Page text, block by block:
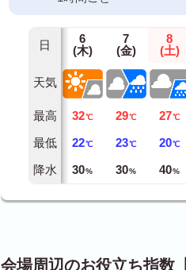
日
天気
最高
最低
降水
6
(木)
32℃
22℃
30%
7
(金)
29℃
23℃
30%
8
(土)
27℃
20℃
40%
会場周辺のお役立ち指数【